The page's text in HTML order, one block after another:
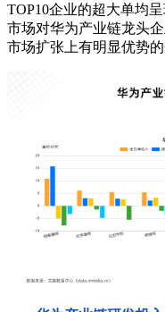
TOP10企业的超大单均
市场对华为产业链龙头
市场扩张上有明显优势的